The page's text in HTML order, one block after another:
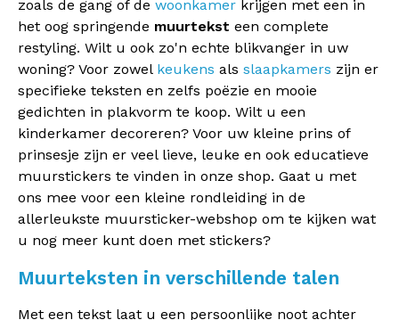
zoals de gang of de woonkamer krijgen met een in
het oog springende muurtekst een complete
restyling. Wilt u ook zo'n echte blikvanger in uw
woning? Voor zowel keukens als slaapkamers zijn er
specifieke teksten en zelfs poëzie en mooie
gedichten in plakvorm te koop. Wilt u een
kinderkamer decoreren? Voor uw kleine prins of
prinsesje zijn er veel lieve, leuke en ook educatieve
muurstickers te vinden in onze shop. Gaat u met
ons mee voor een kleine rondleiding in de
allerleukste muursticker-webshop om te kijken wat
u nog meer kunt doen met stickers?
Muurteksten in verschillende talen
Met een tekst laat u een persoonlijke noot achter